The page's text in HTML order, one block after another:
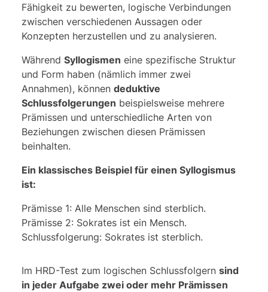
Fähigkeit zu bewerten, logische Verbindungen
zwischen verschiedenen Aussagen oder
Konzepten herzustellen und zu analysieren.
Während Syllogismen eine spezifische Struktur
und Form haben (nämlich immer zwei
Annahmen), können deduktive
Schlussfolgerungen beispielsweise mehrere
Prämissen und unterschiedliche Arten von
Beziehungen zwischen diesen Prämissen
beinhalten.
Ein klassisches Beispiel für einen Syllogismus
ist:
Prämisse 1: Alle Menschen sind sterblich.
Prämisse 2: Sokrates ist ein Mensch.
Schlussfolgerung: Sokrates ist sterblich.
Im HRD-Test zum logischen Schlussfolgern sind
in jeder Aufgabe zwei oder mehr Prämissen